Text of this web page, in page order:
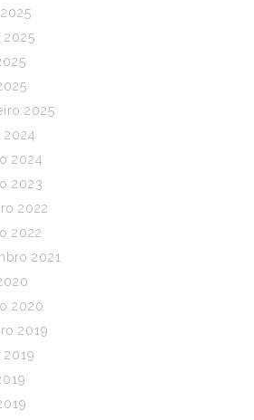
2025
2025
2024
2024
2023
2022
2022
2021
2020
2019
2019